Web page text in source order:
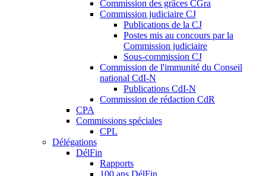
Commission des grâces CGra
Commission judiciaire CJ
Publications de la CJ
Postes mis au concours par la
Commission judiciaire
Sous-commission CJ
Commission de l'immunité du Conseil
national CdI-N
Publications CdI-N
Commission de rédaction CdR
CPA
Commissions spéciales
CPL
Délégations
DélFin
Rapports